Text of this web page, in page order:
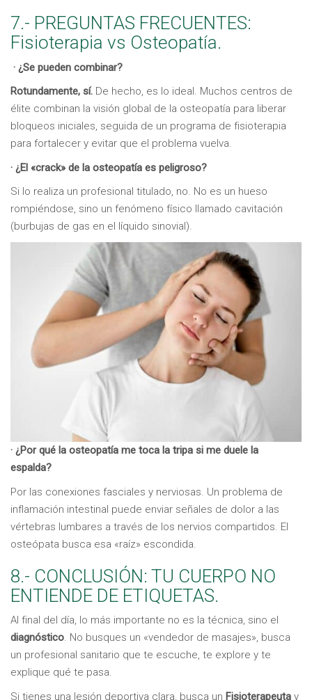
7.- PREGUNTAS FRECUENTES:
Fisioterapia vs Osteopatía.
· ¿Se pueden combinar?
Rotundamente, sí. De hecho, es lo ideal. Muchos centros de
élite combinan la visión global de la osteopatía para liberar
bloqueos iniciales, seguida de un programa de fisioterapia
para fortalecer y evitar que el problema vuelva.
· ¿El «crack» de la osteopatía es peligroso?
Si lo realiza un profesional titulado, no. No es un hueso
rompiéndose, sino un fenómeno físico llamado cavitación
(burbujas de gas en el líquido sinovial).
· ¿Por qué la osteopatía me toca la tripa si me duele la
espalda?
Por las conexiones fasciales y nerviosas. Un problema de
inflamación intestinal puede enviar señales de dolor a las
vértebras lumbares a través de los nervios compartidos. El
osteópata busca esa «raíz» escondida.
8.- CONCLUSIÓN: TU CUERPO NO
ENTIENDE DE ETIQUETAS.
Al final del día, lo más importante no es la técnica, sino el
diagnóstico. No busques un «vendedor de masajes», busca
un profesional sanitario que te escuche, te explore y te
explique qué te pasa.
Si tienes una lesión deportiva clara, busca un Fisioterapeuta y